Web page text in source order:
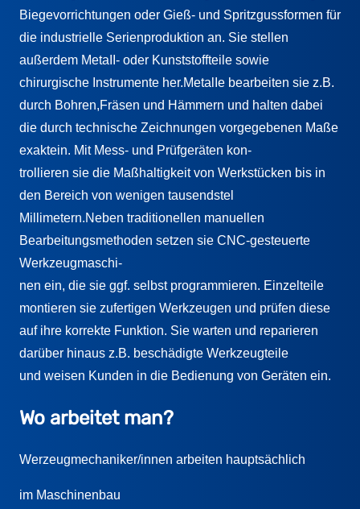
Biegevorrichtungen oder Gieß- und Spritzgussformen für
die industrielle Serienproduktion an. Sie stellen
außerdem MetaII- oder Kunststoffteile sowie
chirurgische Instrumente her.MetalIe bearbeiten sie z.B.
durch Bohren,Fräsen und Hämmern und halten dabei
die durch technische Zeichnungen vorgegebenen Maße
exaktein. Mit Mess- und Prüfgeräten kon-
trollieren sie die Maßhaltigkeit von Werkstücken bis in
den Bereich von wenigen tausendstel
Millimetern.Neben traditionellen manuellen
Bearbeitungsmethoden setzen sie CNC-gesteuerte
Werkzeugmaschi-
nen ein, die sie ggf. selbst programmieren. Einzelteile
montieren sie zufertigen Werkzeugen und prüfen diese
auf ihre korrekte Funktion. Sie warten und reparieren
darüber hinaus z.B. beschädigte Werkzeugteile
und weisen Kunden in die Bedienung von Geräten ein.
Wo arbeitet man?
Werzeugmechaniker/innen arbeiten hauptsächlich
im Maschinenbau